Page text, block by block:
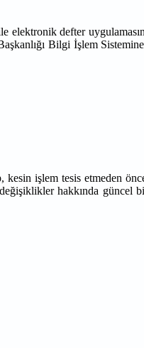
elektronik defter
Bilgi İşlem
işlem tesis etmeden
hakkında güncel